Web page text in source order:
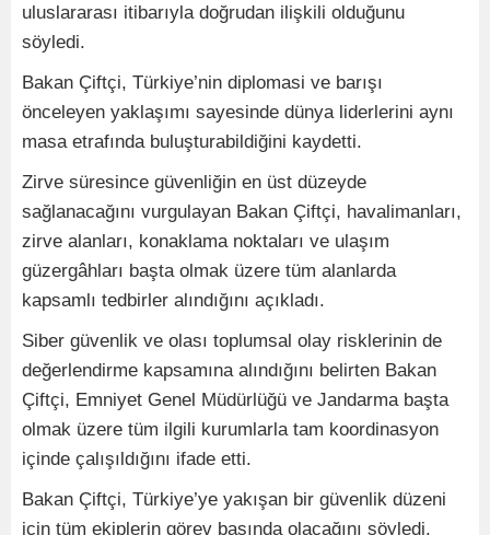
uluslararası itibarıyla doğrudan ilişkili olduğunu
söyledi.
Bakan Çiftçi, Türkiye’nin diplomasi ve barışı
önceleyen yaklaşımı sayesinde dünya liderlerini aynı
masa etrafında buluşturabildiğini kaydetti.
Zirve süresince güvenliğin en üst düzeyde
sağlanacağını vurgulayan Bakan Çiftçi, havalimanları,
zirve alanları, konaklama noktaları ve ulaşım
güzergâhları başta olmak üzere tüm alanlarda
kapsamlı tedbirler alındığını açıkladı.
Siber güvenlik ve olası toplumsal olay risklerinin de
değerlendirme kapsamına alındığını belirten Bakan
Çiftçi, Emniyet Genel Müdürlüğü ve Jandarma başta
olmak üzere tüm ilgili kurumlarla tam koordinasyon
içinde çalışıldığını ifade etti.
Bakan Çiftçi, Türkiye’ye yakışan bir güvenlik düzeni
için tüm ekiplerin görev başında olacağını söyledi.